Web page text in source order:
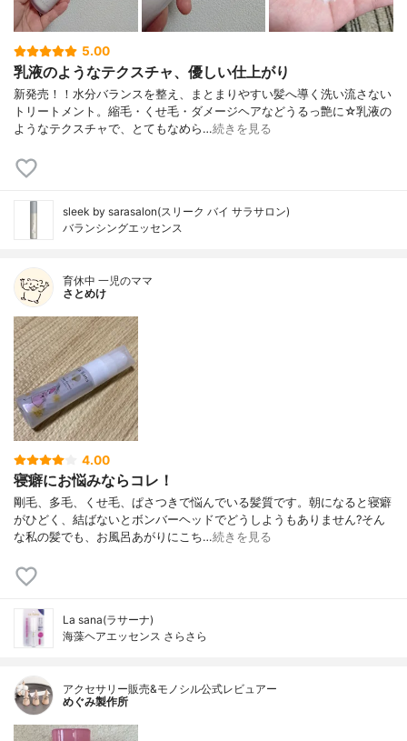
5.00
乳液のようなテクスチャ、優しい仕上がり
新発売！！水分バランスを整え、まとまりやすい髪へ導く洗い流さない
トリートメント。縮毛・くせ毛・ダメージヘアなどうるっ艶に☆乳液の
ようなテクスチャで、とてもなめら…続きを見る
sleek by sarasalon(スリーク バイ サラサロン)
バランシングエッセンス
育休中 一児のママ
さとめけ
4.00
寝癖にお悩みならコレ！
剛毛、多毛、くせ毛、ぱさつきで悩んでいる髪質です。朝になると寝癖
がひどく、結ばないとボンバーヘッドでどうしようもありません?そん
な私の髪でも、お風呂あがりにこち…続きを見る
La sana(ラサーナ)
海藻ヘアエッセンス さらさら
アクセサリー販売&モノシル公式レビュアー
めぐみ製作所